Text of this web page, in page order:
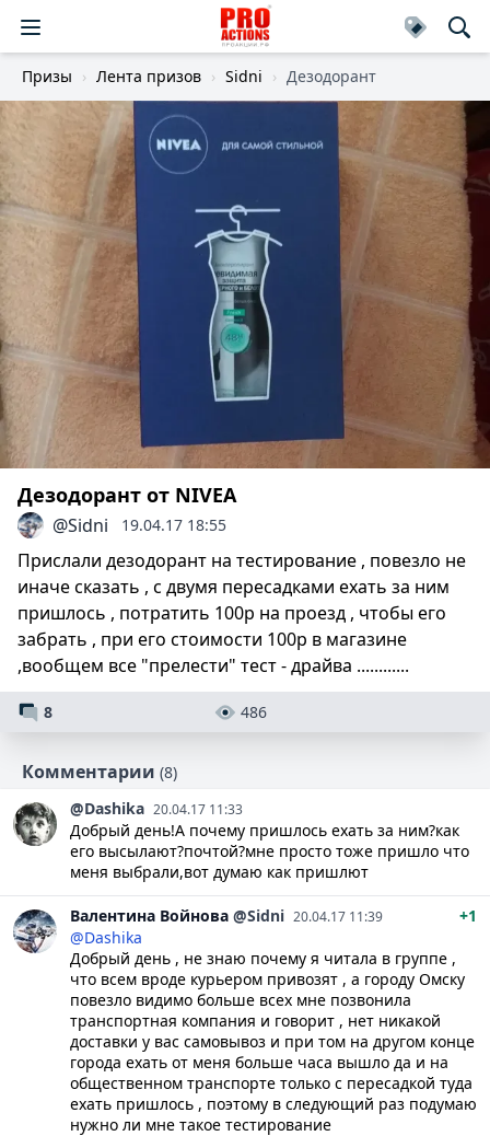
Призы Лента призов Sidni Дезодорант
Дезодорант от NIVEA
@Sidni 19.04.17 18:55
Прислали дезодорант на тестирование , повезло не
иначе сказать , с двумя пересадками ехать за ним
пришлось , потратить 100р на проезд , чтобы его
забрать , при его стоимости 100р в магазине
,вообщем все "прелести" тест - драйва ............
8 486
Комментарии (8)
@Dashika 20.04.17 11:33
Добрый день!А почему пришлось ехать за ним?как
его высылают?почтой?мне просто тоже пришло что
меня выбрали,вот думаю как пришлют
Валентина Войнова @Sidni 20.04.17 11:39
+1
@Dashika
Добрый день , не знаю почему я читала в группе ,
что всем вроде курьером привозят , а городу Омску
повезло видимо больше всех мне позвонила
транспортная компания и говорит , нет никакой
доставки у вас самовывоз и при том на другом конце
города ехать от меня больше часа вышло да и на
общественном транспорте только с пересадкой туда
ехать пришлось , поэтому в следующий раз подумаю
нужно ли мне такое тестирование